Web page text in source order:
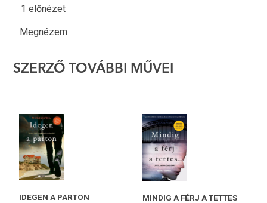
1 előnézet
Megnézem
SZERZŐ TOVÁBBI MŰVEI
IDEGEN A PARTON
MINDIG A FÉRJ A TETTES